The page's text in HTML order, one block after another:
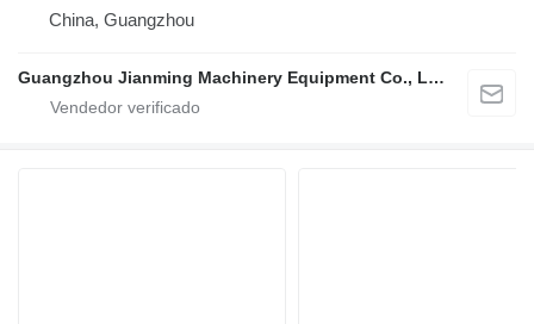
China, Guangzhou
Guangzhou Jianming Machinery Equipment Co., Ltd.